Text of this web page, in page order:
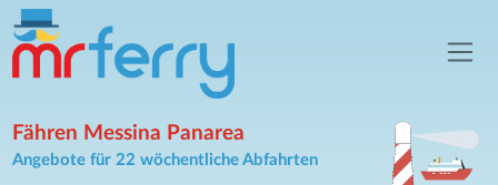
Fähren Messina Panarea
Angebote für 22 wöchentliche Abfahrten